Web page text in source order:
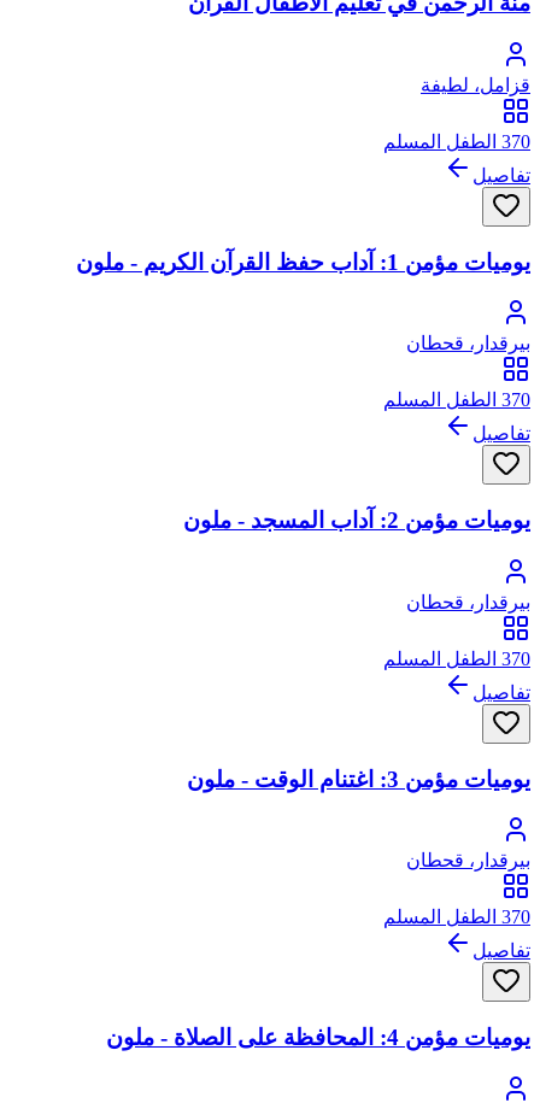
قزامل، لطيفة
370 الطفل المسلم
تفاصيل
يوميات مؤمن 1: آداب حفظ القرآن الكريم - ملون
بيرقدار، قحطان
370 الطفل المسلم
تفاصيل
يوميات مؤمن 2: آداب المسجد - ملون
بيرقدار، قحطان
370 الطفل المسلم
تفاصيل
يوميات مؤمن 3: اغتنام الوقت - ملون
بيرقدار، قحطان
370 الطفل المسلم
تفاصيل
يوميات مؤمن 4: المحافظة على الصلاة - ملون